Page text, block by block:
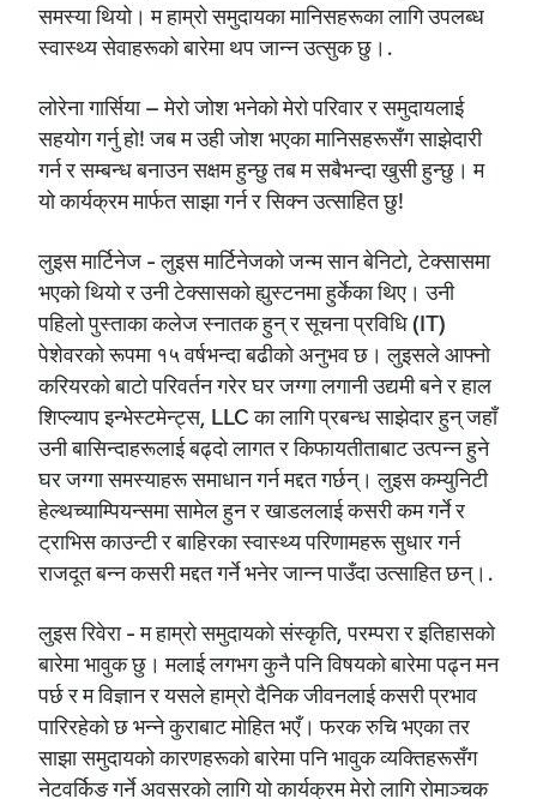
समस्या थियो। म हाम्रो समुदायका मानिसहरूका लागि उपलब्ध
स्वास्थ्य सेवाहरूको बारेमा थप जान्न उत्सुक छु।.
लोरेना गार्सिया – मेरो जोश भनेको मेरो परिवार र समुदायलाई
सहयोग गर्नु हो! जब म उही जोश भएका मानिसहरूसँग साझेदारी
गर्न र सम्बन्ध बनाउन सक्षम हुन्छु तब म सबैभन्दा खुसी हुन्छु। म
यो कार्यक्रम मार्फत साझा गर्न र सिक्न उत्साहित छु!
लुइस मार्टिनेज - लुइस मार्टिनेजको जन्म सान बेनिटो, टेक्सासमा
भएको थियो र उनी टेक्सासको ह्युस्टनमा हुर्केका थिए। उनी
पहिलो पुस्ताका कलेज स्नातक हुन् र सूचना प्रविधि (IT)
पेशेवरको रूपमा १५ वर्षभन्दा बढीको अनुभव छ। लुइसले आफ्नो
करियरको बाटो परिवर्तन गरेर घर जग्गा लगानी उद्यमी बने र हाल
शिप्ल्याप इन्भेस्टमेन्ट्स, LLC का लागि प्रबन्ध साझेदार हुन् जहाँ
उनी बासिन्दाहरूलाई बढ्दो लागत र किफायतीताबाट उत्पन्न हुने
घर जग्गा समस्याहरू समाधान गर्न मद्दत गर्छन्। लुइस कम्युनिटी
हेल्थच्याम्पियन्समा सामेल हुन र खाडललाई कसरी कम गर्ने र
ट्राभिस काउन्टी र बाहिरका स्वास्थ्य परिणामहरू सुधार गर्न
राजदूत बन्न कसरी मद्दत गर्ने भनेर जान्न पाउँदा उत्साहित छन्।.
लुइस रिवेरा - म हाम्रो समुदायको संस्कृति, परम्परा र इतिहासको
बारेमा भावुक छु। मलाई लगभग कुनै पनि विषयको बारेमा पढ्न मन
पर्छ र म विज्ञान र यसले हाम्रो दैनिक जीवनलाई कसरी प्रभाव
पारिरहेको छ भन्ने कुराबाट मोहित भएँ। फरक रुचि भएका तर
साझा समुदायको कारणहरूको बारेमा पनि भावुक व्यक्तिहरूसँग
नेटवर्किङ गर्ने अवसरको लागि यो कार्यक्रम मेरो लागि रोमाञ्चक